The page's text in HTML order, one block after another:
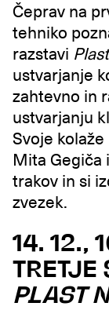
Čeprav na
tehniko
razstavi
ustvarjanje
zahtevno in
ustvarjanju
Svoje
Mita Gegiča
trakov in si
zvezek.
14. 12.,
TRETJE
PLAST